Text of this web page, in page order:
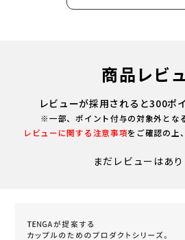
商品レビ
レビューが採用されると300ポ
※一部、ポイント付与の対象外とな
レビューに関する注意事項をご確認の上
まだレビューはあ